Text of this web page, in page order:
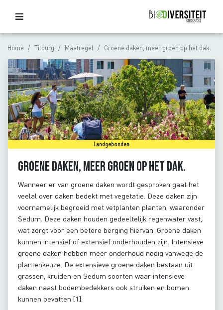
Home Tilburg Maatregel Groene daken, meer groen op het dak.
Landgebonden
Groene daken, meer groen op het dak.
Wanneer er van groene daken wordt gesproken gaat het
veelal over daken bedekt met vegetatie. Deze daken zijn
voornamelijk begroeid met vetplanten planten, waaronder
Sedum. Deze daken houden gedeeltelijk regenwater vast,
wat zorgt voor een betere berging hiervan. Groene daken
kunnen intensief of extensief onderhouden zijn. Intensieve
groene daken hebben meer onderhoud nodig vanwege de
plantenkeuze. De extensieve groene daken bestaan uit
grassen, kruiden en Sedum soorten waar intensieve
daken naast bodembedekkers ook struiken en bomen
kunnen bevatten [1].